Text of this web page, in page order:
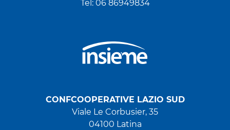
Tel: 06 86949834
CONFCOOPERATIVE LAZIO SUD
Viale Le Corbusier, 35
04100 Latina